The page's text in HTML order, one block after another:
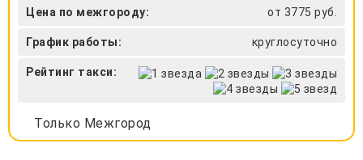
Цена по межгороду: от 3775 руб.
График работы: круглосуточно
Рейтинг такси:
Только Межгород